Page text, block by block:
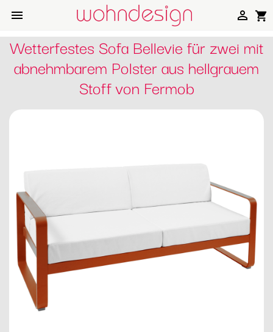
 shopping_cart

Wetterfestes Sofa Bellevie für zwei mit
abnehmbarem Polster aus hellgrauem
Stoff von Fermob